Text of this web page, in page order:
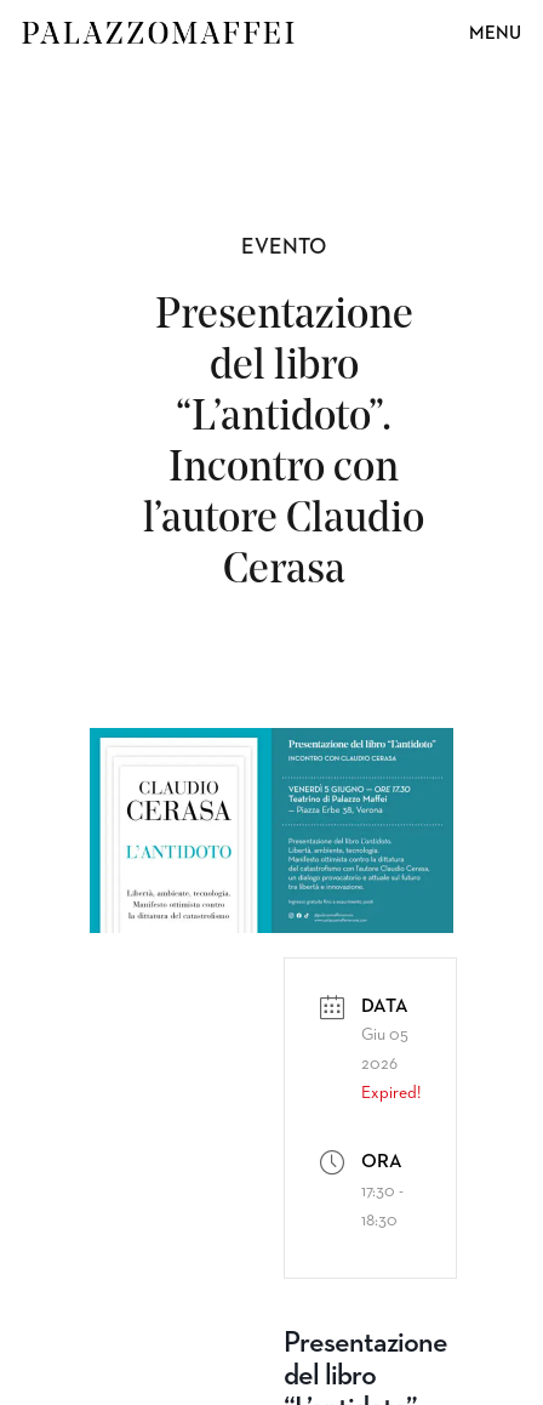
MENU
EVENTO
Presentazione
del libro
“L’antidoto”.
Incontro con
l’autore Claudio
Cerasa
DATA
Giu 05
2026
Expired!
ORA
17:30 -
18:30
Presentazione
del libro